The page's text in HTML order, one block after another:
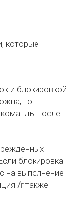
которые
и блокировкой
то
команды после
блокировка
на выполнение
/rтакже